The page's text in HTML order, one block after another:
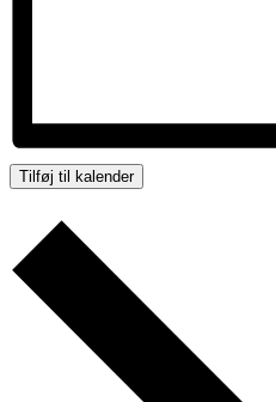
Tilføj til kalender